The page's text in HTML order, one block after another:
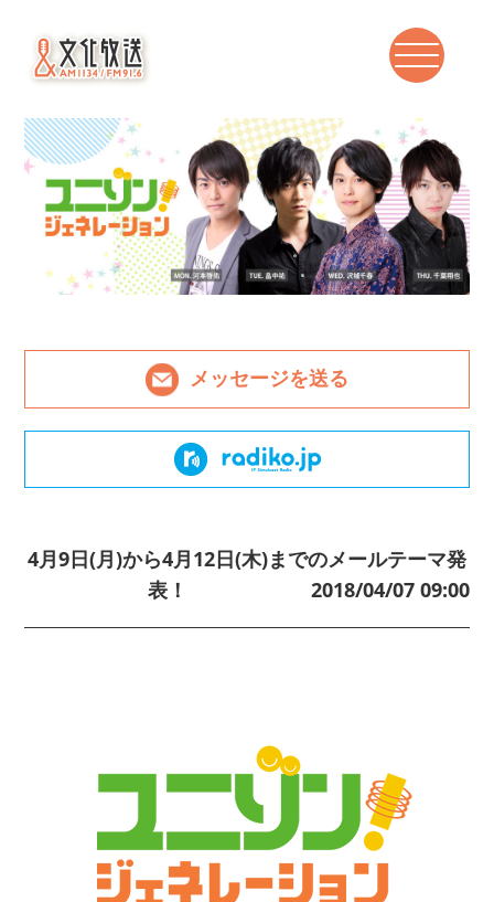
メッセージを送る
4月9日(月)から4月12日(木)までのメールテーマ発
表！
2018/04/07 09:00